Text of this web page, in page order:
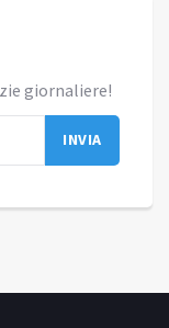
giornaliere!